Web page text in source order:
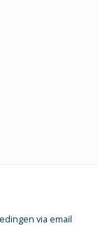
via email